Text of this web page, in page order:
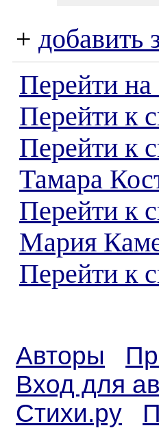
+ добавить
Перейти на
Перейти к
Перейти к
Тамара
Перейти к
Мария
Перейти к
Авторы
Вход для
Стихи.ру